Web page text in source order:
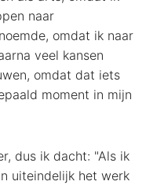
naar
omdat ik naar
veel kansen
omdat dat iets
moment in mijn
dus ik dacht: "Als ik
uiteindelijk het werk